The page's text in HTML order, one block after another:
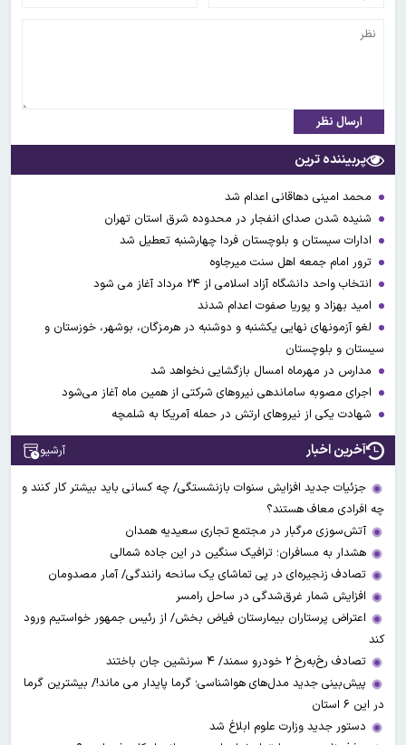
ارسال نظر
پربیننده ترین
محمد امینی دهاقانی اعدام شد
شنیده شدن صدای انفجار در محدوده شرق استان تهران
ادارات سیستان و بلوچستان فردا چهارشنبه تعطیل شد
ترور امام جمعه اهل سنت میرجاوه
انتخاب واحد دانشگاه آزاد اسلامی از ۲۴ مرداد آغاز می شود
امید بهزاد و پوریا صفوت اعدام شدند
لغو آزمونهای نهایی یکشنبه و دوشنبه در هرمزگان، بوشهر، خوزستان و
سیستان و بلوچستان
مدارس در مهرماه امسال بازگشایی نخواهد شد
اجرای مصوبه ساماندهی نیرو‌های شرکتی از همین ماه آغاز می‌شود
شهادت یکی از نیروهای ارتش در حمله آمریکا به شلمچه
آخرین اخبار آرشیو
جزئیات جدید افزایش سنوات بازنشستگی/ چه کسانی باید بیشتر کار کنند و
چه افرادی معاف هستند؟
آتش‌سوزی مرگبار در مجتمع تجاری سعیدیه همدان
هشدار به مسافران؛ ترافیک سنگین در این جاده شمالی
تصادف زنجیره‌ای در پی تماشای یک سانحه رانندگی/ آمار مصدومان
افزایش شمار غرق‌شدگی در ساحل رامسر
اعتراض پرستاران بیمارستان فیاض بخش/ از رئیس جمهور خواستیم ورود
کند
تصادف رخ‌به‌رخ ۲ خودرو سمند/ ۴ سرنشین جان باختند
پیش‌بینی جدید مدل‌های هواشناسی؛ گرما پایدار می ماند!/ بیشترین گرما
در این ۶ استان
دستور جدید وزارت علوم ابلاغ شد